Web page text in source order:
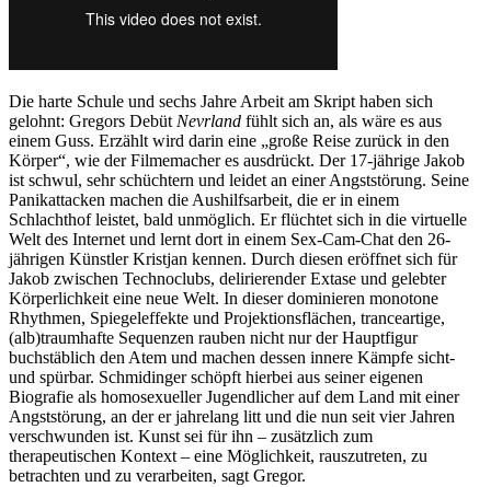
Die harte Schule und sechs Jahre Arbeit am Skript haben sich
gelohnt: Gregors DebütNevrland fühlt sich an, als wäre es aus
einem Guss. Erzählt wird darin eine „große Reise zurück in den
Körper“, wie der Filmemacher es ausdrückt. Der 17-jährige Jakob
ist schwul, sehr schüchtern und leidet an einer Angststörung. Seine
Panikattacken machen die Aushilfsarbeit, die er in einem
Schlachthof leistet, bald unmöglich. Er flüchtet sich in die virtuelle
Welt des Internet und lernt dort in einem Sex-Cam-Chat den 26-
jährigen Künstler Kristjan kennen. Durch diesen eröffnet sich für
Jakob zwischen Technoclubs, delirierender Extase und gelebter
Körperlichkeit eine neue Welt. In dieser dominieren monotone
Rhythmen, Spiegeleffekte und Projektionsflächen, tranceartige,
(alb)traumhafte Sequenzen rauben nicht nur der Hauptfigur
buchstäblich den Atem und machen dessen innere Kämpfe sicht-
und spürbar. Schmidinger schöpft hierbei aus seiner eigenen
Biografie als homosexueller Jugendlicher auf dem Land mit einer
Angststörung, an der er jahrelang litt und die nun seit vier Jahren
verschwunden ist. Kunst sei für ihn – zusätzlich zum
therapeutischen Kontext – eine Möglichkeit, rauszutreten, zu
betrachten und zu verarbeiten, sagt Gregor.